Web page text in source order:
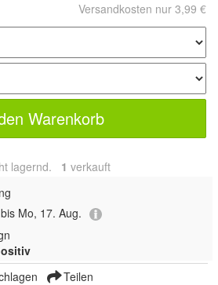
Versandkosten nur 3,99 €
Warenkorb
lagernd. 1 verkauft
Mo, 17. Aug.
Teilen